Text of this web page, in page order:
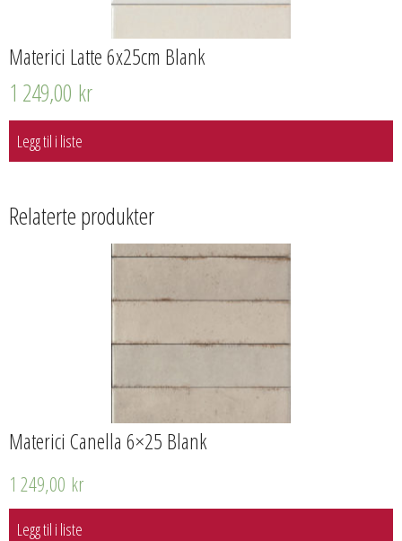
Materici Latte 6x25cm Blank
1 249,00 kr
Legg til i liste
Relaterte produkter
Materici Canella 6×25 Blank
1 249,00 kr
Legg til i liste